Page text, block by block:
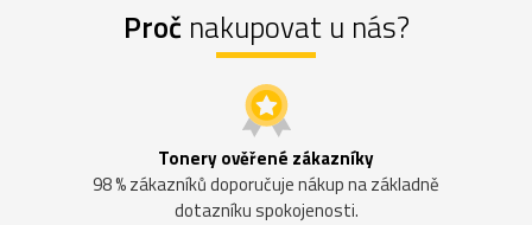
Proč nakupovat u nás?
Tonery ověřené zákazníky
98 % zákazníků doporučuje nákup na základně
dotazníku spokojenosti.